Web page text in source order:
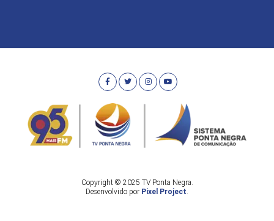
Copyright © 2025 TV Ponta Negra.
Desenvolvido por Pixel Project